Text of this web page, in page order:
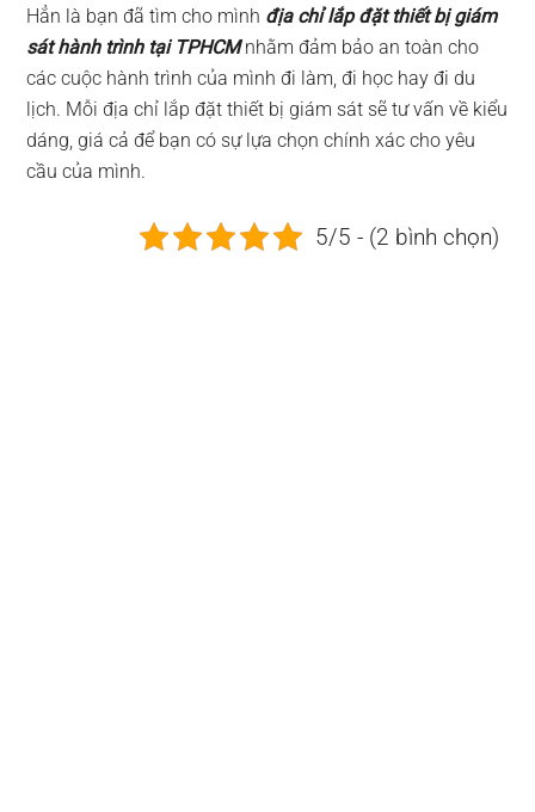
Hẳn là bạn đã tìm cho mình địa chỉ lắp đặt thiết bị giám
sát hành trình tại TPHCM nhằm đảm bảo an toàn cho
các cuộc hành trình của mình đi làm, đi học hay đi du
lịch. Mỗi địa chỉ lắp đặt thiết bị giám sát sẽ tư vấn về kiểu
dáng, giá cả để bạn có sự lựa chọn chính xác cho yêu
cầu của mình.
5/5 - (2 bình chọn)